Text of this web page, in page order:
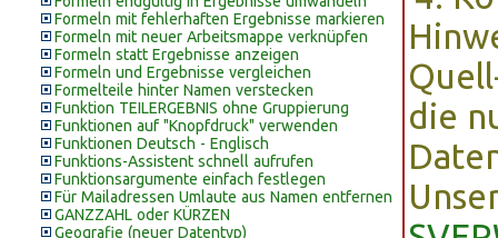
Formeln mit fehlerhaften Ergebnisse markieren
Formeln mit neuer Arbeitsmappe verknüpfen
Formeln statt Ergebnisse anzeigen
Formeln und Ergebnisse vergleichen
Formelteile hinter Namen verstecken
Funktion TEILERGEBNIS ohne Gruppierung
Funktionen auf "Knopfdruck" verwenden
Funktionen Deutsch - Englisch
Funktions-Assistent schnell aufrufen
Funktionsargumente einfach festlegen
Für Mailadressen Umlaute aus Namen entfernen
GANZZAHL oder KÜRZEN
Geografie (neuer Datentyp)
die